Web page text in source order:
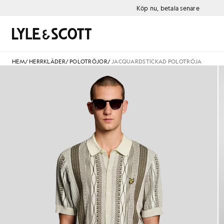
Köp nu, betala senare
Sök
HEM/ HERRKLÄDER/ POLOTRÖJOR/JACQUARDSTICKAD POLOTRÖJA